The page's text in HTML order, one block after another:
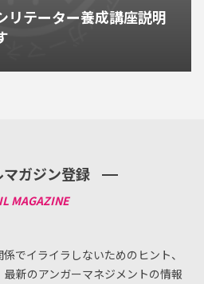
テーター養成講座説明
マガジン登録
でイライラしないためのヒント、
最新のアンガーマネジメントの情報